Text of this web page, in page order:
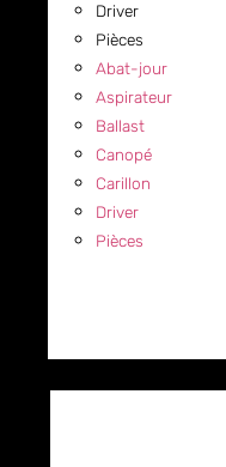
Driver
Pièces
Abat-jour
Aspirateur
Ballast
Canopé
Carillon
Driver
Pièces